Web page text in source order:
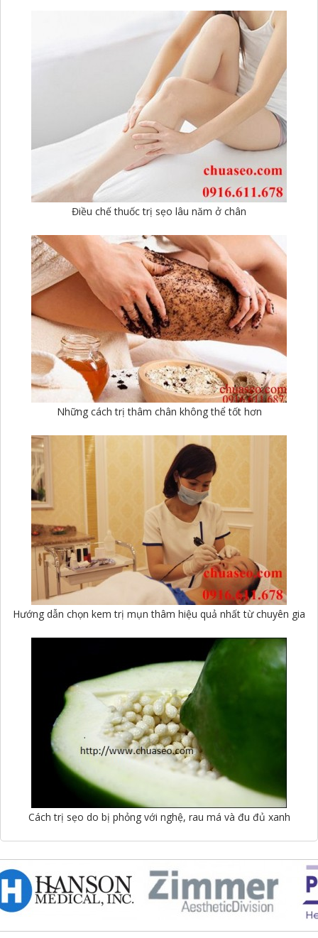
Điều chế thuốc trị sẹo lâu năm ở chân
Những cách trị thâm chân không thể tốt hơn
Hướng dẫn chọn kem trị mụn thâm hiệu quả nhất từ chuyên gia
Cách trị sẹo do bị phỏng với nghệ, rau má và đu đủ xanh